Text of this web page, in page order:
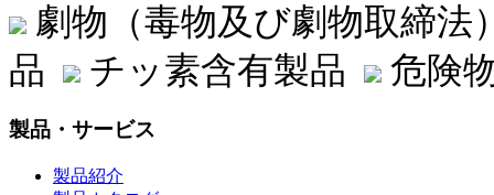
劇物（毒物及び劇物取締
品
チッ素含有製品 危険
製品・サービス
製品紹介